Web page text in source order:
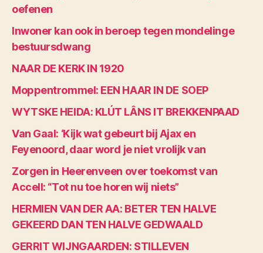
oefenen
Inwoner kan ook in beroep tegen mondelinge
bestuursdwang
NAAR DE KERK IN 1920
Moppentrommel: EEN HAAR IN DE SOEP
WYTSKE HEIDA: KLÚT LÂNS IT BREKKENPAAD
Van Gaal: ‘Kijk wat gebeurt bij Ajax en
Feyenoord, daar word je niet vrolijk van
Zorgen in Heerenveen over toekomst van
Accell: “Tot nu toe horen wij niets”
HERMIEN VAN DER AA: BETER TEN HALVE
GEKEERD DAN TEN HALVE GEDWAALD
GERRIT WIJNGAARDEN: STILLEVEN